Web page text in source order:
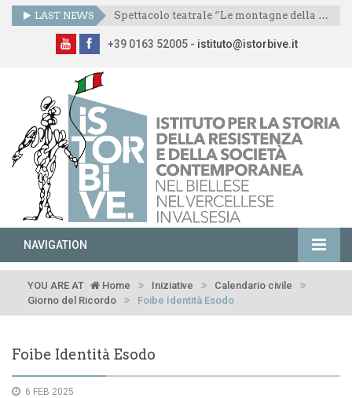
LAST NEWS Spettacolo teatrale “Le montagne della libertà”
+39 0163 52005 - istituto@istorbive.it
NAVIGATION
YOU ARE AT Home Iniziative
Calendario civile
Giorno del Ricordo
Foibe Identità Esodo
Foibe Identità Esodo
6 FEB 2025